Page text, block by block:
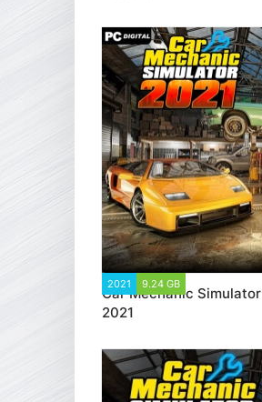
2021 9.24 GB
Car Mechanic Simulator
2021